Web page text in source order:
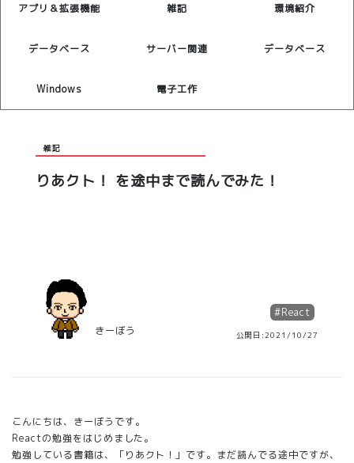
アプリ＆拡張機能 雑記 環境紹介
データベース サーバー関連 データベース
Windows 電子工作
雑記
りあクト！ を途中まで読んでみた！
きーぼう
#React
公開日:2021/10/27
こんにちは、きーぼうです。
Reactの勉強をはじめました。
勉強している書籍は、「りあクト！」です。まだ読んでる途中ですが、